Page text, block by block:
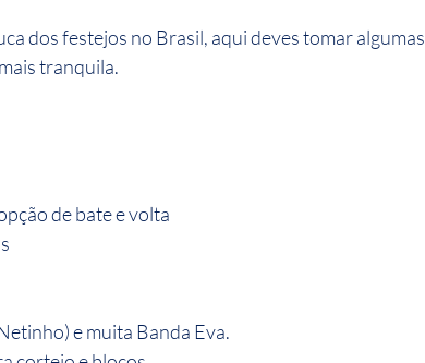
dos festejos no Brasil, aqui deves tomar algumas
tranquila.
de bate e volta
e muita Banda Eva.